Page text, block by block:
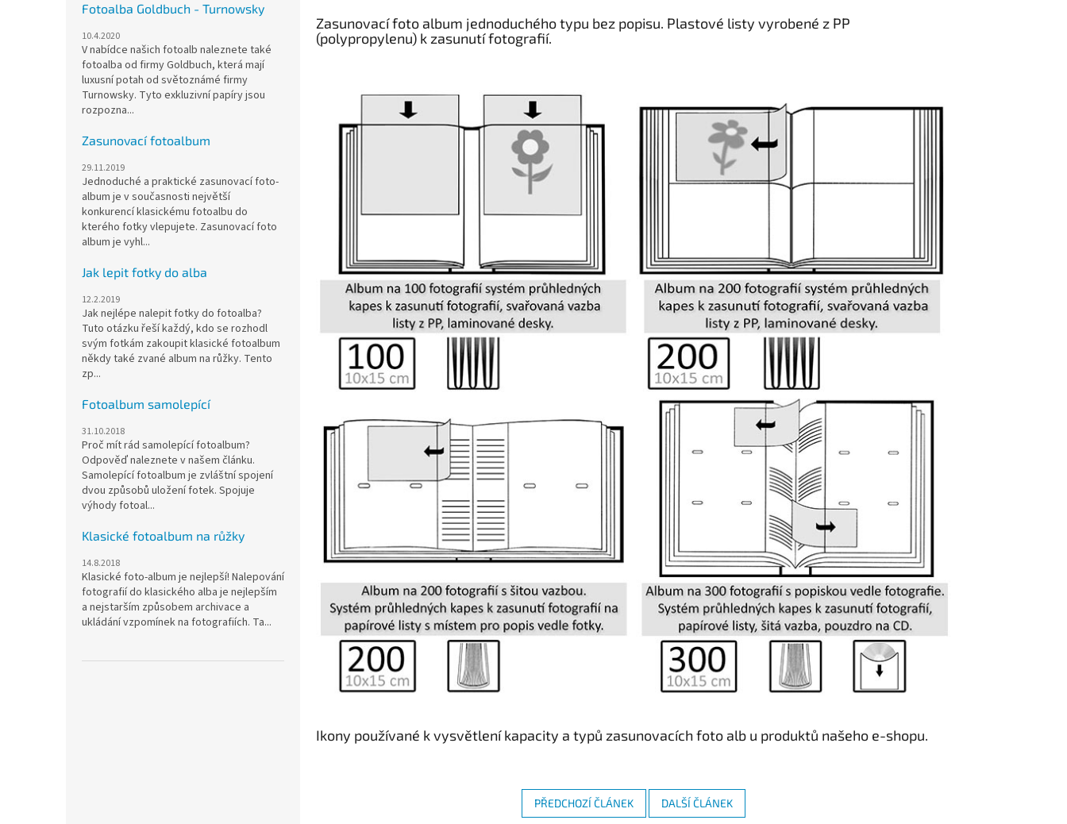
Fotoalba Goldbuch - Turnowsky
10.4.2020
V nabídce našich fotoalb naleznete také
fotoalba od firmy Goldbuch, která mají
luxusní potah od světoznámé firmy
Turnowsky. Tyto exkluzivní papíry jsou
rozpozna...
Zasunovací fotoalbum
29.11.2019
Jednoduché a praktické zasunovací foto-
album je v současnosti největší
konkurencí klasickému fotoalbu do
kterého fotky vlepujete. Zasunovací foto
album je vyhl...
Jak lepit fotky do alba
12.2.2019
Jak nejlépe nalepit fotky do fotoalba?
Tuto otázku řeší každý, kdo se rozhodl
svým fotkám zakoupit klasické fotoalbum
někdy také zvané album na růžky. Tento
zp...
Fotoalbum samolepící
31.10.2018
Proč mít rád samolepící fotoalbum?
Odpověď naleznete v našem článku.
Samolepící fotoalbum je zvláštní spojení
dvou způsobů uložení fotek. Spojuje
výhody fotoal...
Klasické fotoalbum na růžky
14.8.2018
Klasické foto-album je nejlepší! Nalepování
fotografií do klasického alba je nejlepším
a nejstarším způsobem archivace a
ukládání vzpomínek na fotografiích. Ta...
Zasunovací foto album jednoduchého typu bez popisu. Plastové listy vyrobené z PP
(polypropylenu) k zasunutí fotografií.
Ikony používané k vysvětlení kapacity a typů zasunovacích foto alb u produktů našeho e-shopu.
PŘEDCHOZÍ ČLÁNEK DALŠÍ ČLÁNEK